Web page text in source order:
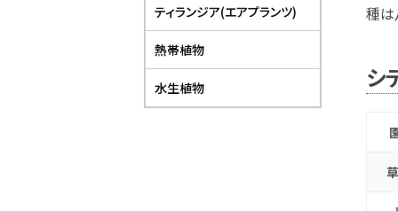
種は
シ
ティランジア(エアプランツ)
熱帯植物
水生植物